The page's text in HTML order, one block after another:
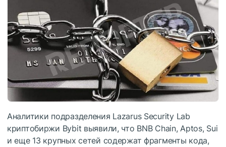
Аналитики подразделения Lazarus Security Lab
криптобиржи Bybit выявили, что BNB Chain, Aptos, Sui
и еще 13 крупных сетей содержат фрагменты кода,